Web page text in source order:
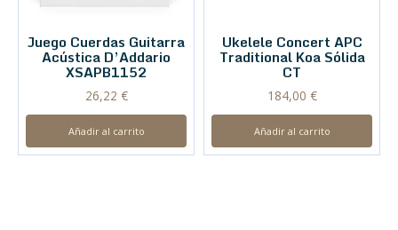
Juego Cuerdas Guitarra
Acústica D’Addario
XSAPB1152
26,22 €
Añadir al carrito
Ukelele Concert APC
Traditional Koa Sólida
CT
184,00 €
Añadir al carrito